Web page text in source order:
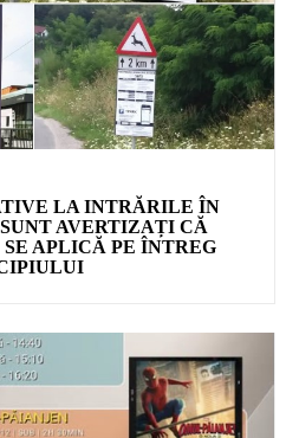
LA INTRĂRILE ÎN
AVERTIZAȚI CĂ
APLICĂ PE ÎNTREG